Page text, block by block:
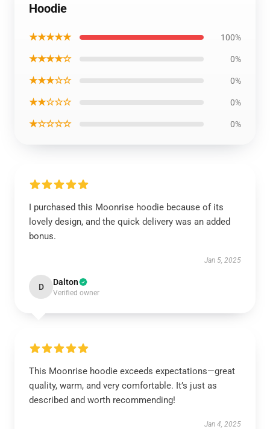
Hoodie
★★★★★ 100%
★★★★☆ 0%
★★★☆☆ 0%
★★☆☆☆ 0%
★☆☆☆☆ 0%
I purchased this Moonrise hoodie because of its
lovely design, and the quick delivery was an added
bonus.
Jan 5, 2025
D Dalton
Verified owner
This Moonrise hoodie exceeds expectations—great
quality, warm, and very comfortable. It’s just as
described and worth recommending!
Jan 4, 2025